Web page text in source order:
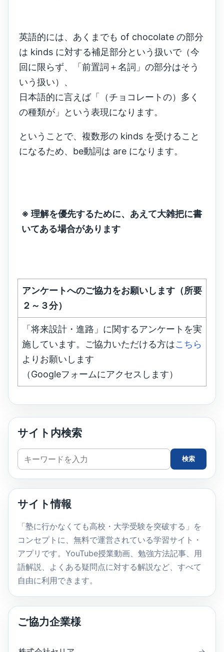
英語的には、あくまでも of chocolate の部分
は kinds に対する補足部分という扱いで（今
回に限らず、「前置詞＋名詞」の部分はそう
いう扱い）、
日本語的に言えば「（チョコレートの）多く
の種類が」という表現になります。
ということで、複数形の kinds を受けること
になるため、be動詞は are になります。
※ 理解を優先するために、あえて大雑把に書
いてある場合があります
アンケートへのご協力をお願いします（所要
２～３分）
「将来設計・進路」に関するアンケートを実
施しています。ご協力いただける方はこちら
よりお願いします
（Googleフォームにアクセスします）
サイト内検索
サ
イ
ト
検
索
検索
サイト情報
「塾に行かなくても高校・大学受験を突破する」を
コンセプトに、無料で運営されている学習サイト・
アプリです。YouTube授業動画、勉強方法記事、用
語解説、よくある疑問点に対する解説など、すべて
自由に利用できます。
ご協力企業様